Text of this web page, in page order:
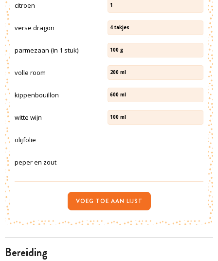
bereiding
citroen 1
verse dragon 4 takjes
parmezaan (in 1 stuk) 100 g
volle room 200 ml
kippenbouillon 600 ml
witte wijn 100 ml
olijfolie
peper en zout
VOEG TOE AAN LIJST